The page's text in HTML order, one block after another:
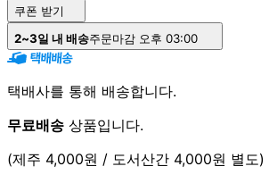
쿠폰 받기
2~3일 내 배송주문마감 오후 03:00
택배사를 통해 배송합니다.
무료배송 상품입니다.
(제주 4,000원 / 도서산간 4,000원 별도)